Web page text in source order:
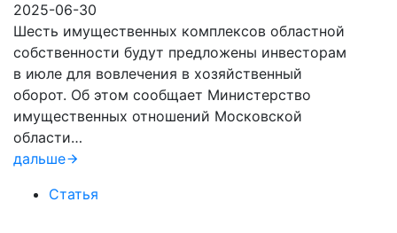
2025-06-30
Шесть имущественных комплексов областной
собственности будут предложены инвесторам
в июле для вовлечения в хозяйственный
оборот. Об этом сообщает Министерство
имущественных отношений Московской
области…
дальше
Статья